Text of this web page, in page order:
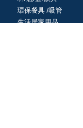
環保餐具 /吸管
生活居家用品